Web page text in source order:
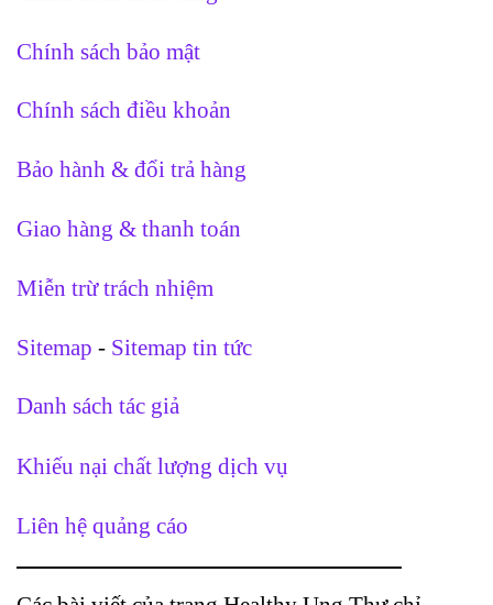
Chính sách bảo mật
Chính sách điều khoản
Bảo hành & đổi trả hàng
Giao hàng & thanh toán
Miễn trừ trách nhiệm
Sitemap - Sitemap tin tức
Danh sách tác giả
Khiếu nại chất lượng dịch vụ
Liên hệ quảng cáo